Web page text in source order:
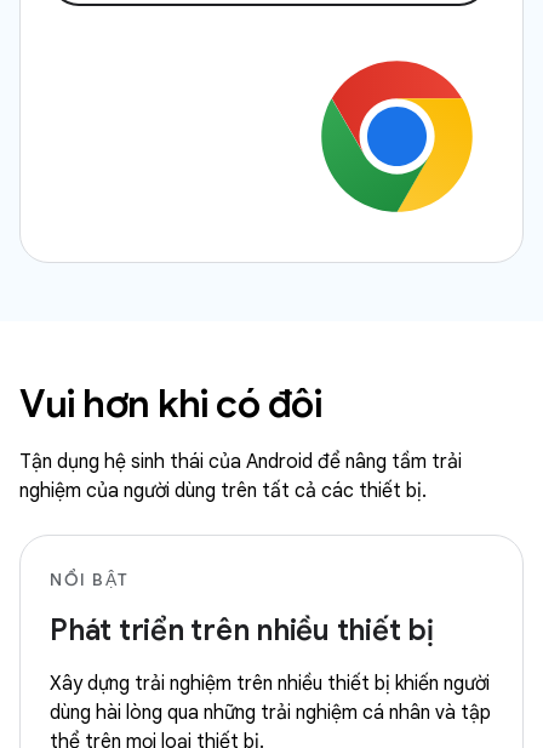
Vui hơn khi có đôi
Tận dụng hệ sinh thái của Android để nâng tầm trải
nghiệm của người dùng trên tất cả các thiết bị.
NỔI BẬT
Phát triển trên nhiều thiết bị
Xây dựng trải nghiệm trên nhiều thiết bị khiến người
dùng hài lòng qua những trải nghiệm cá nhân và tập
thể trên mọi loại thiết bị.